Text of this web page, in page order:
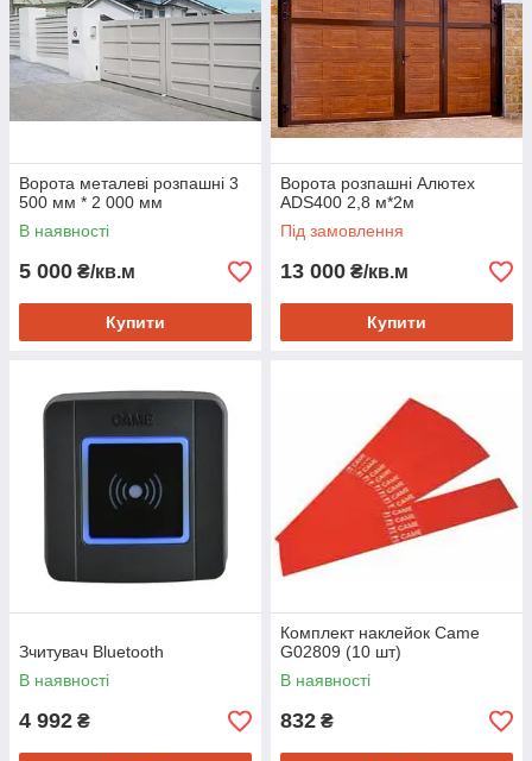
Ворота металеві розпашні 3
500 мм * 2 000 мм
В наявності
5 000 ₴/кв.м
Купити
Ворота розпашні Алютех
ADS400 2,8 м*2м
Під замовлення
13 000 ₴/кв.м
Купити
Зчитувач Bluetooth
В наявності
4 992 ₴
Комплект наклейок Came
G02809 (10 шт)
В наявності
832 ₴